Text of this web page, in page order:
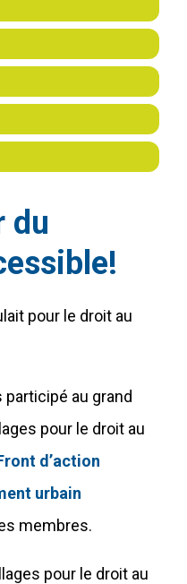
du
pour le droit au
au grand
pour le droit au
d’action
urbain
dans une nouvelle
membres.
pour le droit au